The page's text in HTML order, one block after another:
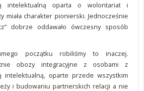
intelektualną oparta o wolontariat i
miała charakter pionierski. Jednocześnie
dobrze oddawało ówczesny sposób
początku robiliśmy to inaczej.
obozy integracyjne z osobami z
intelektualną, oparte przede wszystkim
i budowaniu partnerskich relacji a nie